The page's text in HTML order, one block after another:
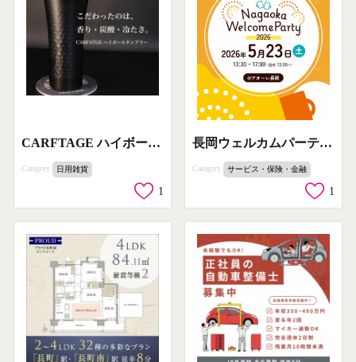
CARFTAGE ハイボール保冷タンブラー
Category 日用雑貨
1
長岡ウェルカムパーティー（交流歓迎会）
Category サービス・保険・金融
1